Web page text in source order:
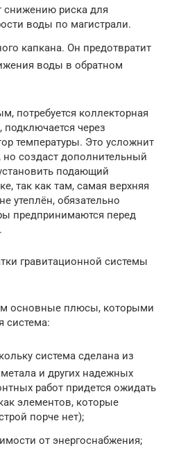
снижению риска для
воды по магистрали.
капкана. Он предотвратит
воды в обратном
потребуется коллекторная
через
температуры. Это усложнит
создаст дополнительный
подающий
так как там, самая верхняя
утеплён, обязательно
предпринимаются перед
гравитационной системы
основные плюсы, которыми
система:
система сделана из
и других надежных
работ придется ожидать
элементов, которые
порче нет);
от энергоснабжения;